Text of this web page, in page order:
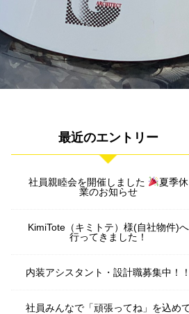
最近のエントリー
社員親睦会を開催しました
夏季休
業のお知らせ
KimiTote（キミトテ）様(自社物件)へ
行ってきました！
内装アシスタント・設計職募集中！！
社員みんなで「頑張ってね」を込め